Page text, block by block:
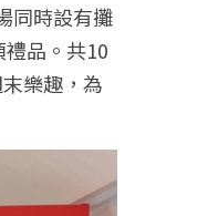
同時設有攤
品。共10
樂趣，為